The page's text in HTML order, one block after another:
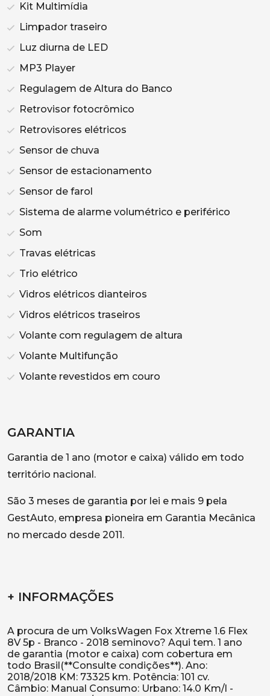
Kit Multimídia
Limpador traseiro
Luz diurna de LED
MP3 Player
Regulagem de Altura do Banco
Retrovisor fotocrômico
Retrovisores elétricos
Sensor de chuva
Sensor de estacionamento
Sensor de farol
Sistema de alarme volumétrico e periférico
Som
Travas elétricas
Trio elétrico
Vidros elétricos dianteiros
Vidros elétricos traseiros
Volante com regulagem de altura
Volante Multifunção
Volante revestidos em couro
GARANTIA
Garantia de 1 ano (motor e caixa) válido em todo
território nacional.
São 3 meses de garantia por lei e mais 9 pela
GestAuto, empresa pioneira em Garantia Mecânica
no mercado desde 2011.
+ INFORMAÇÕES
A procura de um VolksWagen Fox Xtreme 1.6 Flex
8V 5p - Branco - 2018 seminovo? Aqui tem. 1 ano
de garantia (motor e caixa) com cobertura em
todo Brasil(**Consulte condições**). Ano:
2018/2018 KM: 73325 km. Potência: 101 cv.
Câmbio: Manual Consumo: Urbano: 14.0 Km/l -